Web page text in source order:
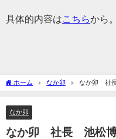
具体的内容は こちらから。
ホーム なか卯 なか卯 社
なか卯
なか卯 社長 池松